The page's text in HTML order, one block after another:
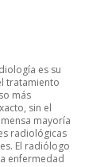
es su
tratamiento
más
sin el
mayoría
radiológicas
El radiólogo
enfermedad